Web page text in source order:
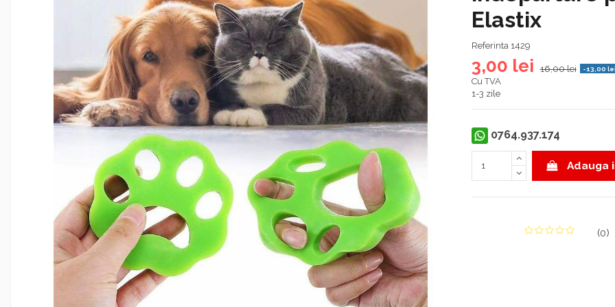
Elastix
Referinta 1429
3,00 lei 16,00 lei -13,00 lei
Cu TVA
1-3 zile
0764.937.174
Adauga
(0)